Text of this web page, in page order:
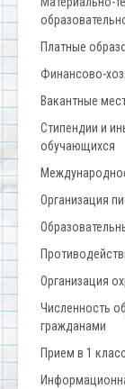
Платные
Финансово-
Вакантные
Стипендии и
обучающихся
Организация
Организация
Численность
гражданами
Прием в 1